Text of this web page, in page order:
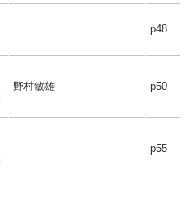
p48
野村敏雄 p50
p55